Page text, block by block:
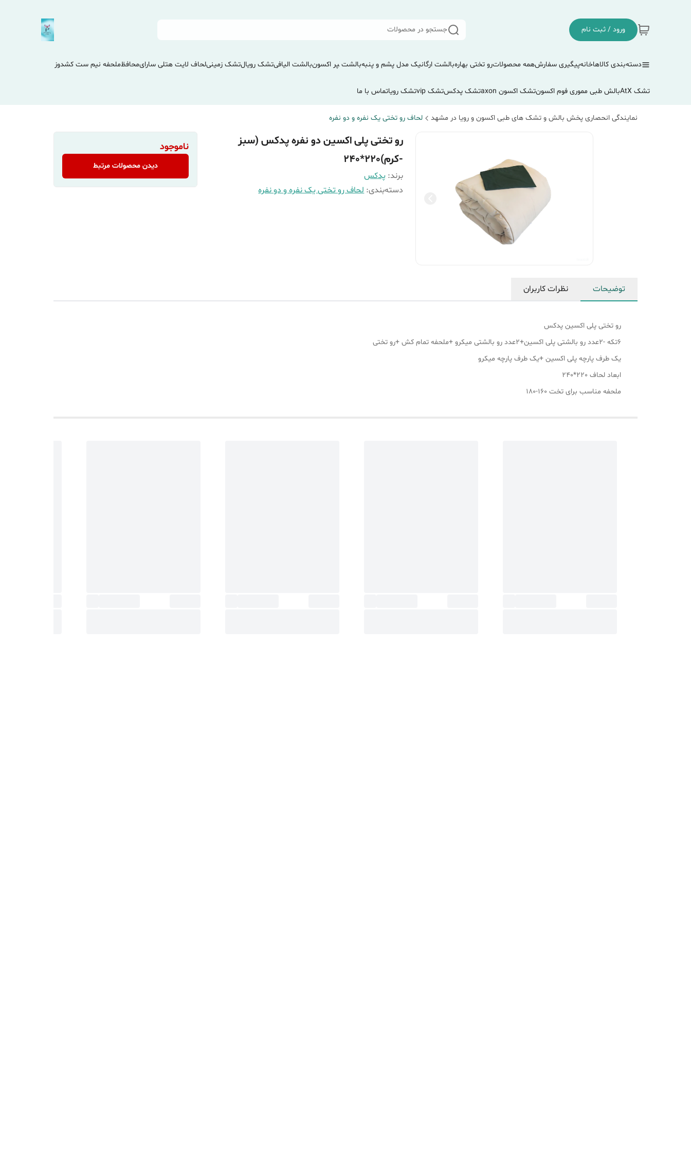
ورود / ثبت نام جستجو در محصولات
دسته‌بندی کالاهاخانهپیگیری سفارشهمه محصولاترو تختی بهارهبالشت ارگانیک مدل پشم و پنبهبالشت ‍‍‍پر اکسونبالشت الیافیتشک رویالتشک زمینیلحاف لایت هتلی سارایمحافظملحفه نیم ست کشدوز
تشک AtX بالش طبی مموری فوم اکسونتشک اکسون axon تشک پدکستشک vip تشک رویاتماس با ما
نمایندگی انحصاری پخش بالش و تشک های طبی اکسون و رویا در مشهد لحاف رو تختی یک نفره و دو نفره
رو تختی پلی اکسین دو نفره پدکس (سبز
-کرم)220*240
برند: پدکس
دسته‌بندی:لحاف رو تختی یک نفره و دو نفره
ناموجود
دیدن محصولات مرتبط
توضیحات نظرات کاربران
رو تختی پلی اکسین پدکس
6تکه -2عدد رو بالشتی پلی اکسین+2عدد رو بالشتی میکرو +ملحفه تمام کش +رو تختی
یک طرف پارچه پلی اکسین +یک طرف پارچه میکرو
ابعاد لحاف ۲20*240
ملحفه مناسب برای تخت 160-180